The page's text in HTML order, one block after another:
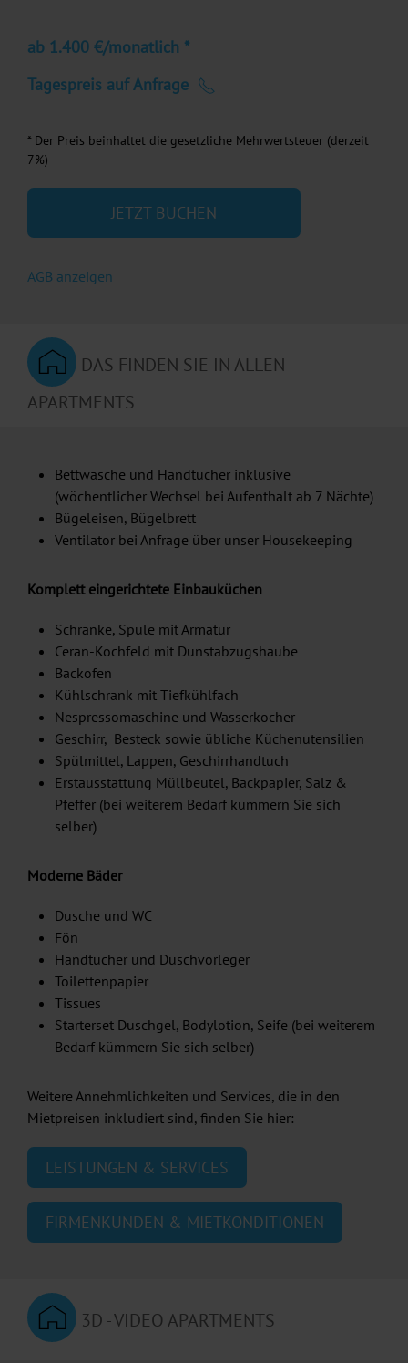
ab 1.400 €/monatlich *
Tagespreis auf Anfrage
* Der Preis beinhaltet die gesetzliche Mehrwertsteuer (derzeit
7%)
JETZT BUCHEN
AGB anzeigen
DAS FINDEN SIE IN ALLEN
APARTMENTS
Bettwäsche und Handtücher inklusive
(wöchentlicher Wechsel bei Aufenthalt ab 7 Nächte)
Bügeleisen, Bügelbrett
Ventilator bei Anfrage über unser Housekeeping
Komplett eingerichtete Einbauküchen
Schränke, Spüle mit Armatur
Ceran-Kochfeld mit Dunstabzugshaube
Backofen
Kühlschrank mit Tiefkühlfach
Nespressomaschine und Wasserkocher
Geschirr, Besteck sowie übliche Küchenutensilien
Spülmittel, Lappen, Geschirrhandtuch
Erstausstattung Müllbeutel, Backpapier, Salz &
Pfeffer (bei weiterem Bedarf kümmern Sie sich
selber)
Moderne Bäder
Dusche und WC
Fön
Handtücher und Duschvorleger
Toilettenpapier
Tissues
Starterset Duschgel, Bodylotion, Seife (bei weiterem
Bedarf kümmern Sie sich selber)
Weitere Annehmlichkeiten und Services, die in den
Mietpreisen inkludiert sind, finden Sie hier:
LEISTUNGEN & SERVICES
FIRMENKUNDEN & MIETKONDITIONEN
3D - VIDEO APARTMENTS